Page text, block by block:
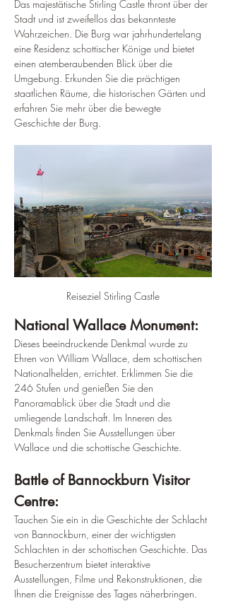
Das majestätische Stirling Castle thront über der
Stadt und ist zweifellos das bekannteste
Wahrzeichen. Die Burg war jahrhundertelang
eine Residenz schottischer Könige und bietet
einen atemberaubenden Blick über die
Umgebung. Erkunden Sie die prächtigen
staatlichen Räume, die historischen Gärten und
erfahren Sie mehr über die bewegte
Geschichte der Burg.
Reiseziel Stirling Castle
National Wallace Monument:
Dieses beeindruckende Denkmal wurde zu
Ehren von William Wallace, dem schottischen
Nationalhelden, errichtet. Erklimmen Sie die
246 Stufen und genießen Sie den
Panoramablick über die Stadt und die
umliegende Landschaft. Im Inneren des
Denkmals finden Sie Ausstellungen über
Wallace und die schottische Geschichte.
Battle of Bannockburn Visitor
Centre:
Tauchen Sie ein in die Geschichte der Schlacht
von Bannockburn, einer der wichtigsten
Schlachten in der schottischen Geschichte. Das
Besucherzentrum bietet interaktive
Ausstellungen, Filme und Rekonstruktionen, die
Ihnen die Ereignisse des Tages näherbringen.